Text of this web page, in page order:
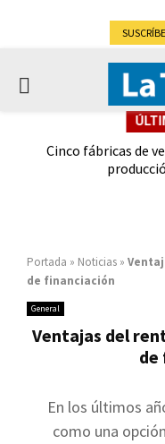
PRIMARY
Cinco fábricas de
Portada » Noticias »
de financiación
General
Ventajas del
de
En los últimos
como una